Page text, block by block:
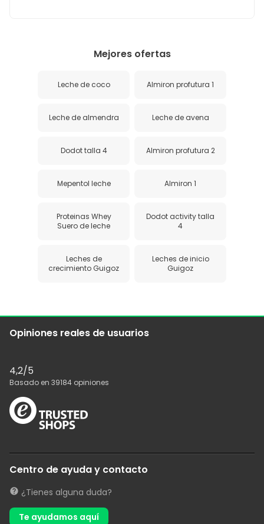
Mejores ofertas
Leche de coco Almiron profutura 1
Leche de almendra Leche de avena
Dodot talla 4 Almiron profutura 2
Mepentol leche Almiron 1
Proteinas Whey
Suero de leche
Dodot activity talla
4
Leches de
crecimiento Guigoz
Leches de inicio
Guigoz
Opiniones reales de usuarios
4,2/5
Basado en 39184 opiniones
Centro de ayuda y contacto
¿Tienes alguna duda?
Te ayudamos aquí